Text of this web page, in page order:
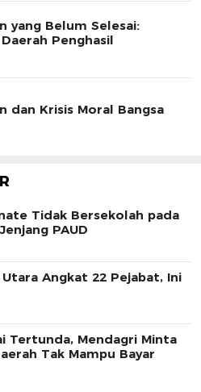
yang Belum Selesai:
Penghasil
dan Krisis Moral Bangsa
Tidak Bersekolah pada
PAUD
Angkat 22 Pejabat, Ini
Tertunda, Mendagri Minta
Tak Mampu Bayar